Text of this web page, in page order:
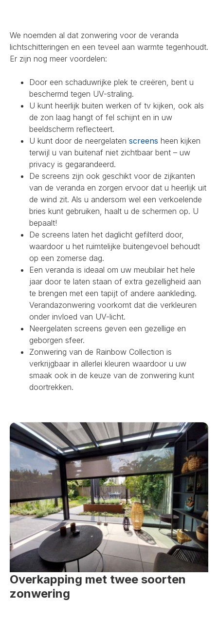
We noemden al dat zonwering voor de veranda
lichtschitteringen en een teveel aan warmte tegenhoudt.
Er zijn nog meer voordelen:
Door een schaduwrijke plek te creëren, bent u
beschermd tegen UV-straling.
U kunt heerlijk buiten werken of tv kijken, ook als
de zon laag hangt of fel schijnt en in uw
beeldscherm reflecteert.
U kunt door de neergelaten screens heen kijken
terwijl u van buitenaf niet zichtbaar bent – uw
privacy is gegarandeerd.
De screens zijn ook geschikt voor de zijkanten
van de veranda en zorgen ervoor dat u heerlijk uit
de wind zit. Als u andersom wel een verkoelende
bries kunt gebruiken, haalt u de schermen op. U
bepaalt!
De screens laten het daglicht gefilterd door,
waardoor u het ruimtelijke buitengevoel behoudt
op een zomerse dag.
Een veranda is ideaal om uw meubilair het hele
jaar door te laten staan of extra gezelligheid aan
te brengen met een tapijt of andere aankleding.
Verandazonwering voorkomt dat die verkleuren
onder invloed van UV-licht.
Neergelaten screens geven een gezellige en
geborgen sfeer.
Zonwering van de Rainbow Collection is
verkrijgbaar in allerlei kleuren waardoor u uw
smaak ook in de keuze van de zonwering kunt
doortrekken.
Overkapping met twee soorten
zonwering